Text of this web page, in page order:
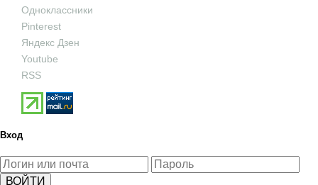
Одноклассники
Pinterest
Яндекс Дзен
Youtube
RSS
Вход